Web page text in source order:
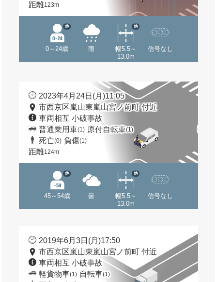
距離123m
0～24歳
他
雨
幅5.5～
13.0m
他
信号なし
2023年4月24日(月)11:05
市西京区嵐山東嵐山宮ノ前町 付近
車両相互 小破事故
普通乗用車(1) 原付自転車(1)
死亡(0) 負傷(1)
距離124m
45～54歳
他
曇
幅5.5～
13.0m
他
信号なし
2019年6月3日(月)17:50
市西京区嵐山東嵐山宮ノ前町 付近
車両相互 小破事故
軽貨物車(1) 自転車(1)